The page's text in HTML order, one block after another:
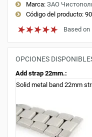
Marca: ЗАО
Código del producto:
Based on
OPCIONES
Add strap 22mm.:
Solid metal band 22mm